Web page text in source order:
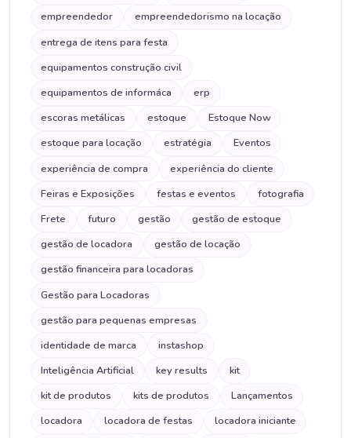
empreendedor
empreendedorismo na locação
entrega de itens para festa
equipamentos construção civil
equipamentos de informáca
erp
escoras metálicas
estoque
Estoque Now
estoque para locação
estratégia
Eventos
experiência de compra
experiência do cliente
Feiras e Exposições
festas e eventos
fotografia
Frete
futuro gestão
gestão de estoque
gestão de locadora
gestão de locação
gestão financeira para locadoras
Gestão para Locadoras
gestão para pequenas empresas
identidade de marca
instashop
Inteligência Artificial
key results
kit
kit de produtos
kits de produtos
Lançamentos
locadora
locadora de festas
locadora iniciante